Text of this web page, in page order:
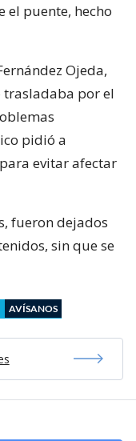
el puente, hecho
Ojeda,
trasladaba por el
pidió a
evitar afectar
fueron dejados
sin que se
AVÍSANOS